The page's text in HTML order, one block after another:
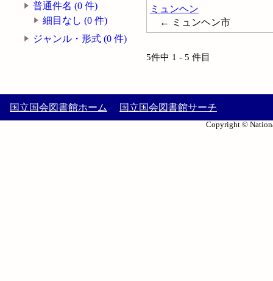
普通件名 (0 件)
細目なし (0 件)
ジャンル・形式 (0 件)
ミュンヘン
← ミュンヘン市
5件中 1 - 5 件目
国立国会図書館ホーム 国立国会図書館サーチ
Copyright ©